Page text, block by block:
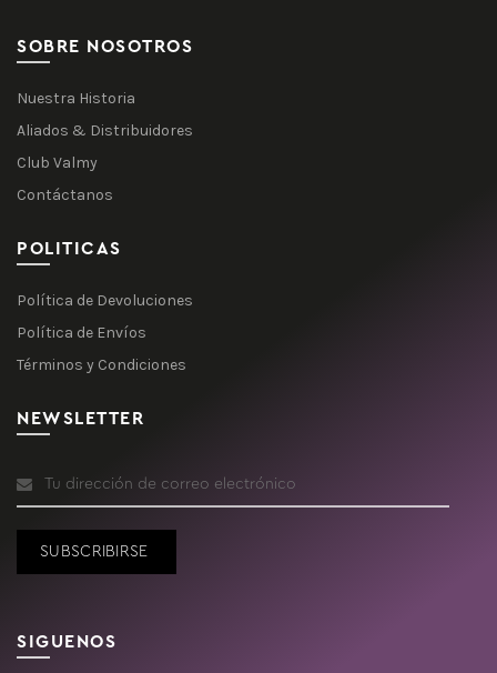
SOBRE NOSOTROS
Nuestra Historia
Aliados & Distribuidores
Club Valmy
Contáctanos
POLITICAS
Política de Devoluciones
Política de Envíos
Términos y Condiciones
NEWSLETTER
SIGUENOS